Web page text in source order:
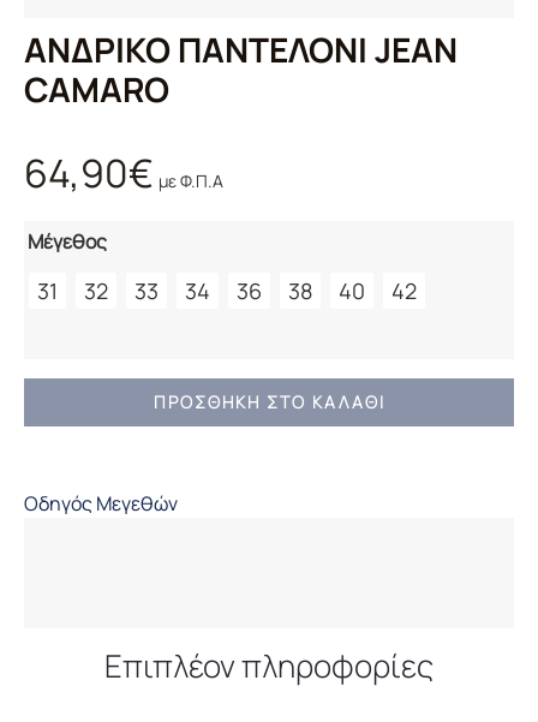
ΑΝΔΡΙΚΟ ΠΑΝΤΕΛΟΝΙ JEAN
CAMARO
64,90€ με Φ.Π.Α
Μέγεθος
31 32 33 34 36 38 40 42
ΠΑΝΤΕΛΟΝΙ
ποσότητα
ΠΡΟΣΘΉΚΗ ΣΤΟ ΚΑΛΆΘΙ
Οδηγός Μεγεθών
Επιπλέον πληροφορίες